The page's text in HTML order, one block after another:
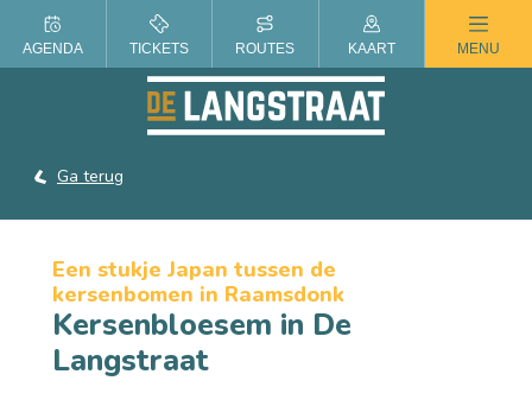
ZOMER IN DE LANGSTRAAT
Ga terug
Een stukje Japan tussen de
kersenbomen in Raamsdonk
Kersenbloesem in De
Langstraat
AGENDA TICKETS ROUTES KAART MENU